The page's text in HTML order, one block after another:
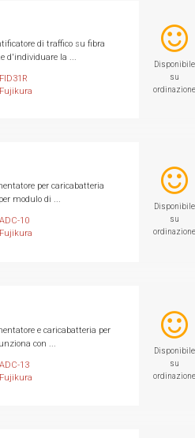
di traffico su fibra
d'individuare la ...
FID31R
Fujikura
Disponibile
su
ordinazione
per caricabatteria
modulo di ...
ADC-10
Fujikura
Disponibile
su
ordinazione
e caricabatteria per
con ...
ADC-13
Fujikura
Disponibile
su
ordinazione